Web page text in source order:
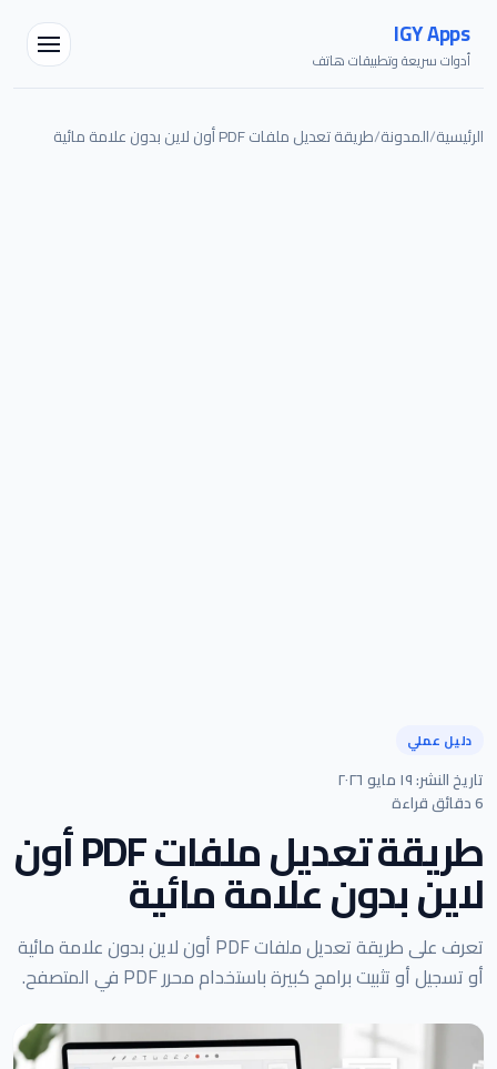
IGY Apps
أدوات سريعة وتطبيقات هاتف
الرئيسية/المدونة/طريقة تعديل ملفات PDF أون لاين بدون علامة مائية
دليل عملي
تاريخ النشر: ١٩ مايو ٢٠٢٦
6 دقائق قراءة
طريقة تعديل ملفات PDF أون
لاين بدون علامة مائية
تعرف على طريقة تعديل ملفات PDF أون لاين بدون علامة مائية
أو تسجيل أو تثبيت برامج كبيرة باستخدام محرر PDF في المتصفح.